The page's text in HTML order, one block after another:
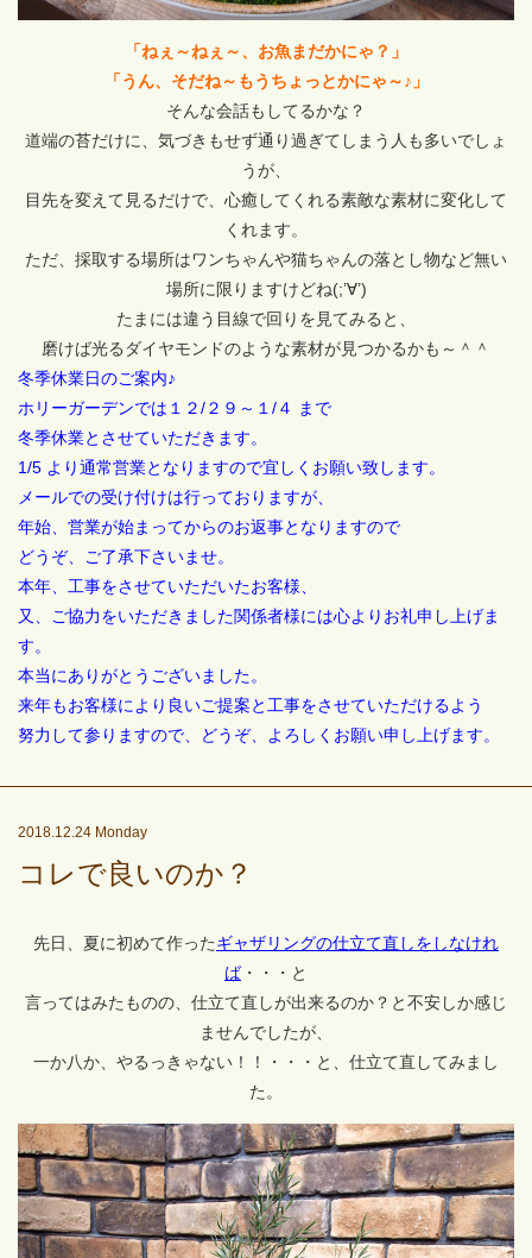
「ねぇ～ねぇ～、お魚まだかにゃ？」
「うん、そだね～もうちょっとかにゃ～♪」
そんな会話もしてるかな？
道端の苔だけに、気づきもせず通り過ぎてしまう人も多いでしょ
うが、
目先を変えて見るだけで、心癒してくれる素敵な素材に変化して
くれます。
ただ、採取する場所はワンちゃんや猫ちゃんの落とし物など無い
場所に限りますけどね(;’∀’)
たまには違う目線で回りを見てみると、
磨けば光るダイヤモンドのような素材が見つかるかも～＾＾
冬季休業日のご案内♪
ホリーガーデンでは１２/２９～１/４ まで
冬季休業とさせていただきます。
1/5 より通常営業となりますので宜しくお願い致します。
メールでの受け付けは行っておりますが、
年始、営業が始まってからのお返事となりますので
どうぞ、ご了承下さいませ。
本年、工事をさせていただいたお客様、
又、ご協力をいただきました関係者様には心よりお礼申し上げま
す。
本当にありがとうございました。
来年もお客様により良いご提案と工事をさせていただけるよう
努力して参りますので、どうぞ、よろしくお願い申し上げます。
2018.12.24 Monday
コレで良いのか？
先日、夏に初めて作ったギャザリングの仕立て直しをしなけれ
ば・・・と
言ってはみたものの、仕立て直しが出来るのか？と不安しか感じ
ませんでしたが、
一か八か、やるっきゃない！！・・・と、仕立て直してみまし
た。